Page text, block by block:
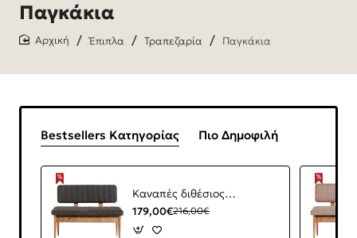
Παγκάκια
Έπιπλα Τραπεζαρία Παγκάκια
Bestsellers Κατηγορίας Πιο Δημοφιλή
Καναπές διθέσιος - Παγκάκι Alden Megapap από μελαμίνη - ύφασμα χρώμα ανθρακί 110x40x85εκ.
179,00€216,00€